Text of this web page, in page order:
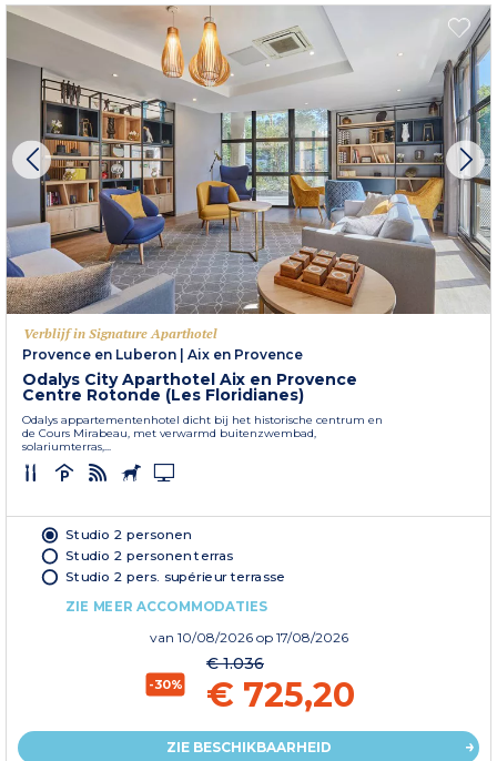
Verblijf in Signature Aparthotel
Provence en Luberon | Aix en Provence
Odalys City Aparthotel Aix en Provence
Centre Rotonde (Les Floridianes)
Odalys appartementenhotel dicht bij het historische centrum en
de Cours Mirabeau, met verwarmd buitenzwembad,
solariumterras,...
Studio 2 personen
Studio 2 personen terras
Studio 2 pers. supérieur terrasse
ZIE MEER ACCOMMODATIES
van 10/08/2026 op 17/08/2026
-30%
€ 1.036
€ 725,20
ZIE BESCHIKBAARHEID